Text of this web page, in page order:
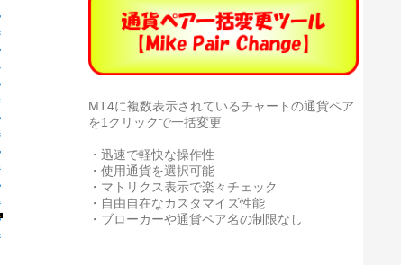
MT4に複数表示されているチャートの通貨ペア
を1クリックで一括変更
・迅速で軽快な操作性
・使用通貨を選択可能
・マトリクス表示で楽々チェック
・自由自在なカスタマイズ性能
・ブローカーや通貨ペア名の制限なし